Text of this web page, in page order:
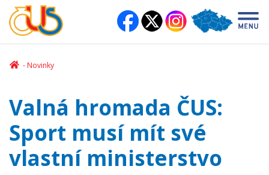
Novinky
Valná hromada ČUS:
Sport musí mít své
vlastní ministerstvo